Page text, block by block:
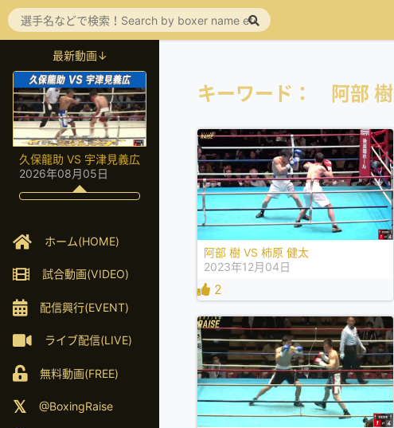
最新動画↓
久保龍助 VS 宇津見義広
2026年08月05日
ホーム(HOME)
試合動画(VIDEO)
配信興行(EVENT)
ライブ配信(LIVE)
無料動画(FREE)
@BoxingRaise
キーワード： 阿部 樹
阿部 樹 VS 柿原 健太
2023年12月04日
2